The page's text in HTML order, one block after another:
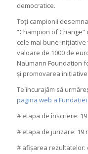
democratice.
Toți campionii
“Champion of
cele mai bune
valoare de 1000 de
Naumann Foundation
și promovarea
Te încurajăm să
pagina web a Fundației
# etapa de înscriere:
# etapa de jurizare: 19
# afișarea rezultatelor: